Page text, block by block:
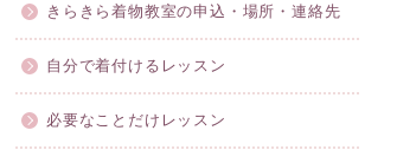
きらきら着物教室の申込・場所・連絡先
自分で着付けるレッスン
必要なことだけレッスン